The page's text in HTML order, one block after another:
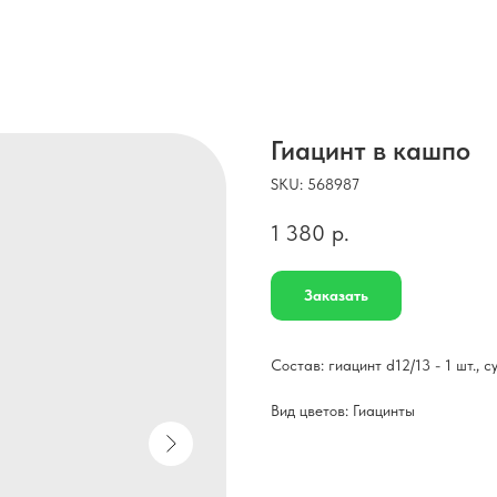
Гиацинт в кашпо
SKU: 568987
1 380 р.
Заказать
Состав: гиацинт d12/13 - 1 шт.,
Вид цветов: Гиацинты